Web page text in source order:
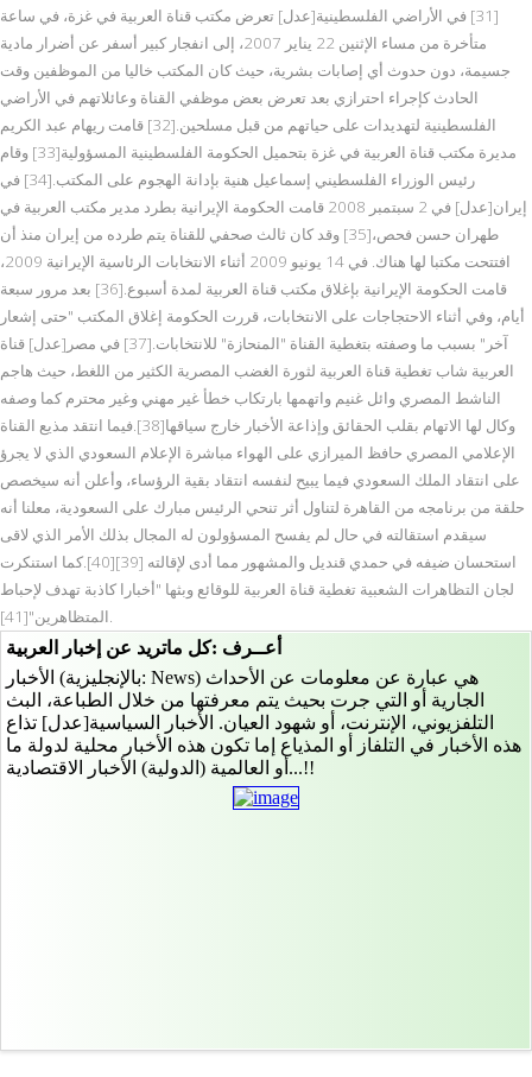
[31] في الأراضي الفلسطينية[عدل] تعرض مكتب قناة العربية في غزة، في ساعة
متأخرة من مساء الإثنين 22 يناير 2007، إلى انفجار كبير أسفر عن أضرار مادية
جسيمة، دون حدوث أي إصابات بشرية، حيث كان المكتب خاليا من الموظفين وقت
الحادث كإجراء احترازي بعد تعرض بعض موظفي القناة وعائلاتهم في الأراضي
الفلسطينية لتهديدات على حياتهم من قبل مسلحين.[32] قامت ريهام عبد الكريم
مديرة مكتب قناة العربية في غزة بتحميل الحكومة الفلسطينية المسؤولية[33] وقام
رئيس الوزراء الفلسطيني إسماعيل هنية بإدانة الهجوم على المكتب.[34] في
إيران[عدل] في 2 سبتمبر 2008 قامت الحكومة الإيرانية بطرد مدير مكتب العربية في
طهران حسن فحص،[35] وقد كان ثالث صحفي للقناة يتم طرده من إيران منذ أن
افتتحت مكتبا لها هناك. في 14 يونيو 2009 أثناء الانتخابات الرئاسية الإيرانية 2009،
قامت الحكومة الإيرانية بإغلاق مكتب قناة العربية لمدة أسبوع.[36] بعد مرور سبعة
أيام، وفي أثناء الاحتجاجات على الانتخابات، قررت الحكومة إغلاق المكتب "حتى إشعار
آخر" بسبب ما وصفته بتغطية القناة "المنحازة" للانتخابات.[37] في مصر[عدل] قناة
العربية شاب تغطية قناة العربية لثورة الغضب المصرية الكثير من اللغط، حيث هاجم
الناشط المصري وائل غنيم واتهمها بارتكاب خطأ غير مهني وغير محترم كما وصفه
وكال لها الاتهام بقلب الحقائق وإذاعة الأخبار خارج سياقها[38].فيما انتقد مذيع القناة
الإعلامي المصري حافظ الميرازي على الهواء مباشرة الإعلام السعودي الذي لا يجرؤ
على انتقاد الملك السعودي فيما يبيح لنفسه انتقاد بقية الرؤساء، وأعلن أنه سيخصص
حلقة من برنامجه من القاهرة لتناول أثر تنحي الرئيس مبارك على السعودية، معلنا أنه
سيقدم استقالته في حال لم يفسح المسؤولون له المجال بذلك الأمر الذي لاقى
استحسان ضيفه في حمدي قنديل والمشهور مما أدى لإقالته [39][40].كما استنكرت
لجان التظاهرات الشعبية تغطية قناة العربية للوقائع وبثها "أخبارا كاذبة تهدف لإحباط
المتظاهرين"[41].